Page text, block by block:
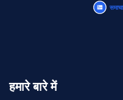
हमारे बारे में